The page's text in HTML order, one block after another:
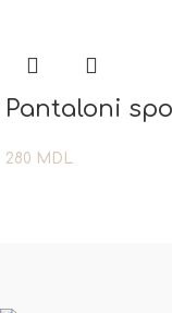
Pantaloni
280 MDL